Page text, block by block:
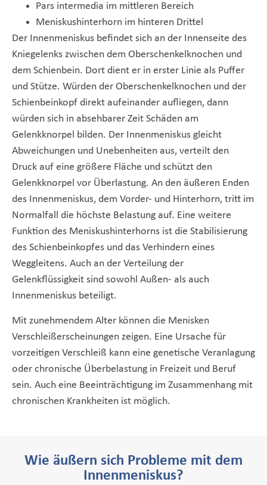
Pars intermedia im mittleren Bereich
Meniskushinterhorn im hinteren Drittel
Der Innenmeniskus befindet sich an der Innenseite des
Kniegelenks zwischen dem Oberschenkelknochen und
dem Schienbein. Dort dient er in erster Linie als Puffer
und Stütze. Würden der Oberschenkelknochen und der
Schienbeinkopf direkt aufeinander aufliegen, dann
würden sich in absehbarer Zeit Schäden am
Gelenkknorpel bilden. Der Innenmeniskus gleicht
Abweichungen und Unebenheiten aus, verteilt den
Druck auf eine größere Fläche und schützt den
Gelenkknorpel vor Überlastung. An den äußeren Enden
des Innenmeniskus, dem Vorder- und Hinterhorn, tritt im
Normalfall die höchste Belastung auf. Eine weitere
Funktion des Meniskushinterhorns ist die Stabilisierung
des Schienbeinkopfes und das Verhindern eines
Weggleitens. Auch an der Verteilung der
Gelenkflüssigkeit sind sowohl Außen- als auch
Innenmeniskus beteiligt.
Mit zunehmendem Alter können die Menisken
Verschleißerscheinungen zeigen. Eine Ursache für
vorzeitigen Verschleiß kann eine genetische Veranlagung
oder chronische Überbelastung in Freizeit und Beruf
sein. Auch eine Beeinträchtigung im Zusammenhang mit
chronischen Krankheiten ist möglich.
Wie äußern sich Probleme mit dem
Innenmeniskus?